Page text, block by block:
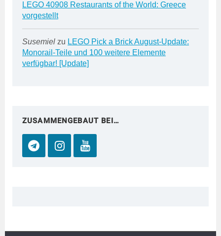
LEGO 40908 Restaurants of the World: Greece
vorgestellt
Susemiel zu LEGO Pick a Brick August-Update:
Monorail-Teile und 100 weitere Elemente
verfügbar! [Update]
ZUSAMMENGEBAUT BEI…